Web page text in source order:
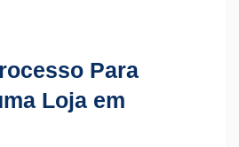
Para
Loja em